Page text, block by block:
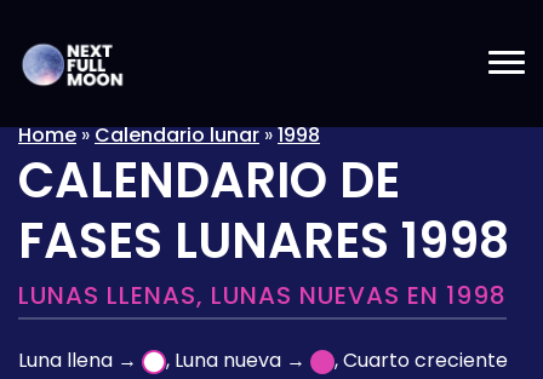
Home»Calendario lunar»1998
CALENDARIO DE
FASES LUNARES 1998
LUNAS LLENAS, LUNAS NUEVAS EN 1998
Luna llena → , Luna nueva →
, Cuarto creciente